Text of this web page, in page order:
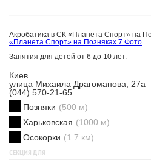
Акробатика в СК «Планета Спорт» на
«Планета Спорт» на Позняках 7 Фото
Занятия для детей от 6 до 10 лет.
Киев
улица Михаила Драгоманова, 27а
(044) 570-21-65
Позняки (500 м)
Харьковская (1000 м)
Осокорки (1.7 км)
СЕКЦИЯ ДЛЯ